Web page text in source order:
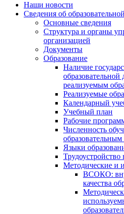
Наши новости
Сведения об
Основные сведения
Структура и органы
организацией
Документы
Образование
Наличие
образовательной
реализуемым
Реализуемые
Календарный
Учебный план
Рабочие
Численность
Языки
Методические и
ВСОКО:
качества